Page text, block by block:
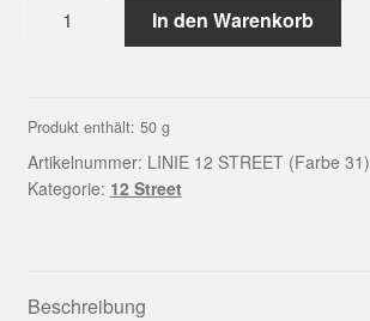
31)
Menge
In den Warenkorb
Produkt enthält: 50 g
Artikelnummer: LINIE 12 STREET (Farbe 31)
Kategorie: 12 Street
Beschreibung